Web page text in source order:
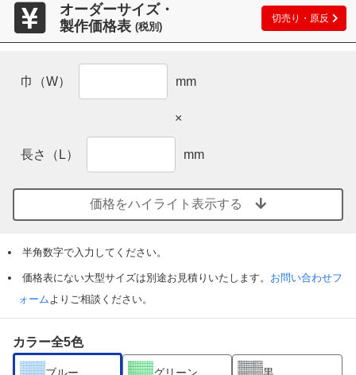
オーダーサイズ・
製作価格表 (税別)
切売り・原反
巾（W） mm
×
長さ（L） mm
価格をハイライト表示する
半角数字で入力してください。
価格表にない大型サイズは別途お見積りいたします。 お問い合わせフ
ォーム よりご相談ください。
カラー全5色